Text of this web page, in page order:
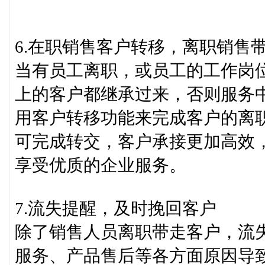
6.在职销售客户转移，离职销售
当有员工离职，或员工的工作岗
上的客户都继承过来，否则服
用客户转移功能来完成客户的离
可完成转交，客户承接更加高效
享受优质的企业服务。
7.流失提醒，及时挽回客户
除了销售人员离职带走客户，流
服务、产品售后等各方面原因导